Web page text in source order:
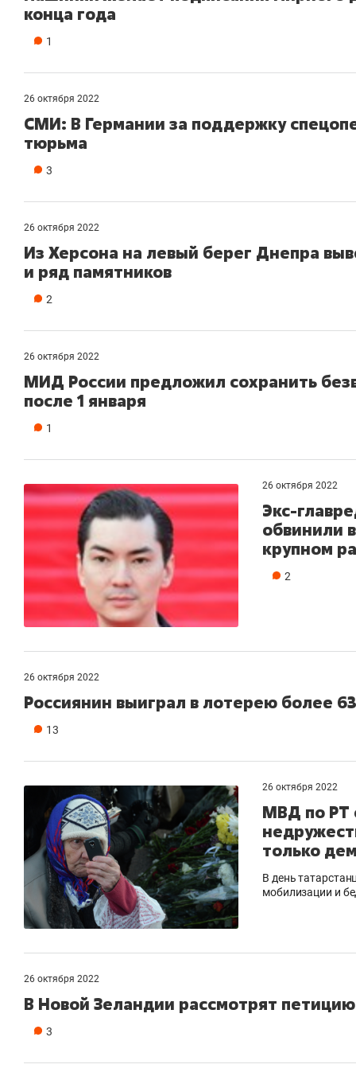
конца года
1
26 октября 2022
СМИ: В Германии за поддержку
тюрьма
3
26 октября 2022
Из Херсона на левый берег Днепра
и ряд памятников
2
26 октября 2022
МИД России предложил сохранить
после 1 января
1
26 октября 2022
Экс-
обвинили
крупном
2
26 октября 2022
Россиянин выиграл в лотерею более
13
26 октября 2022
МВД по РТ
только
В день
мобилизации и
26 октября 2022
В Новой Зеландии рассмотрят
3